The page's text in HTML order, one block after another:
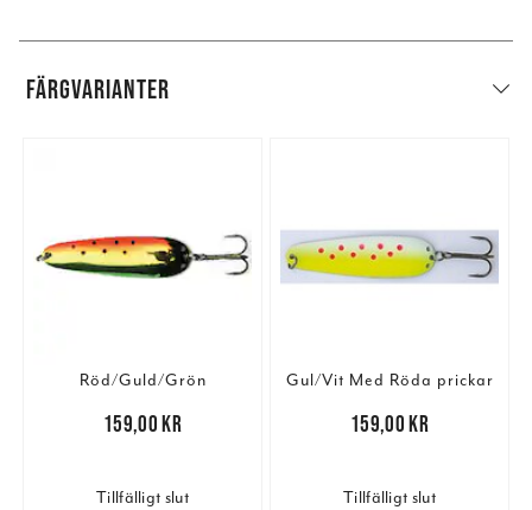
FÄRGVARIANTER
Röd/Guld/Grön
159,00 kr
159,00 kr
Tillfälligt slut
Gul/Vit Med Röda prickar
159,00 kr
159,00 kr
Tillfälligt slut